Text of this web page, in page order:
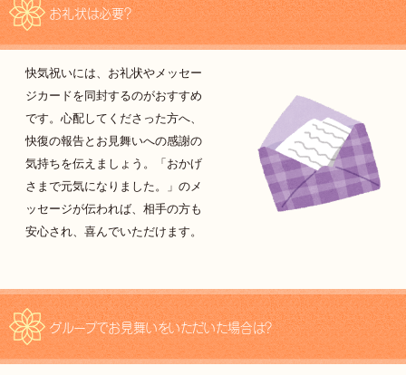
お礼状は必要？
快気祝いには、お礼状やメッセー
ジカードを同封するのがおすすめ
です。心配してくださった方へ、
快復の報告とお見舞いへの感謝の
気持ちを伝えましょう。「おかげ
さまで元気になりました。」のメ
ッセージが伝われば、相手の方も
安心され、喜んでいただけます。
グループでお見舞いをいただいた場合は？